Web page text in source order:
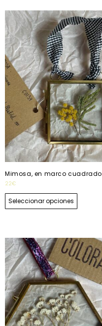
Mimosa, en marco cuadrado
22€
Seleccionar opciones